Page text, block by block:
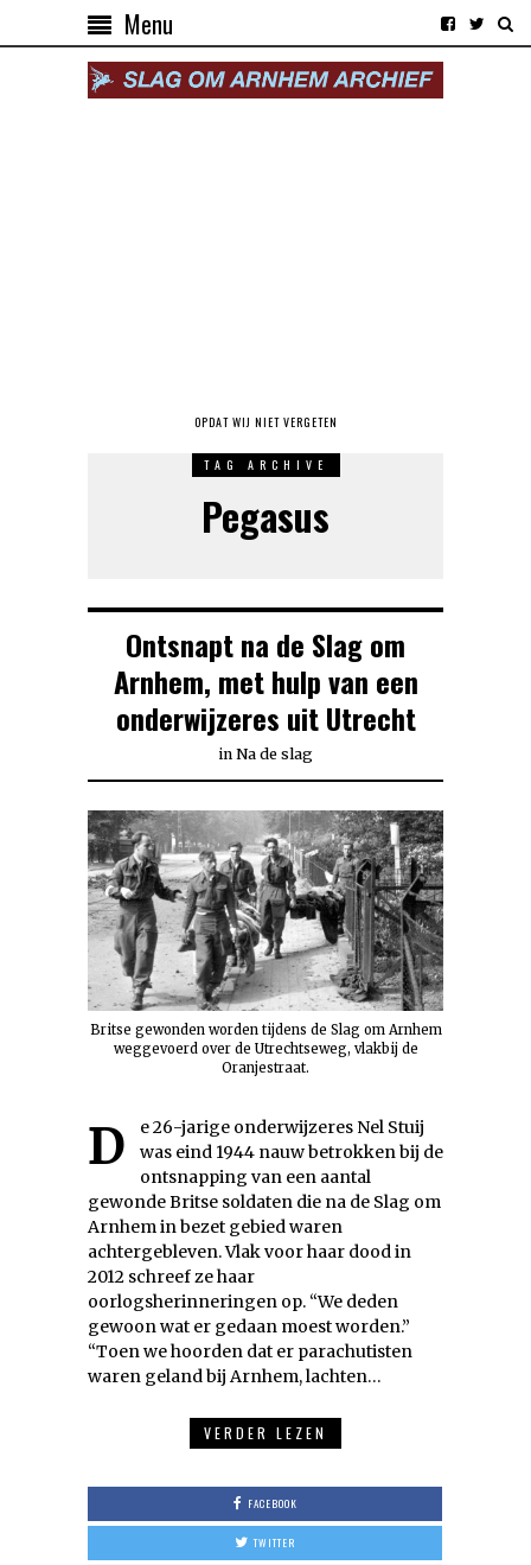
Menu
OPDAT WIJ NIET VERGETEN
TAG ARCHIVE
Pegasus
Ontsnapt na de Slag om
Arnhem, met hulp van een
onderwijzeres uit Utrecht
in Na de slag
Britse gewonden worden tijdens de Slag om Arnhem
weggevoerd over de Utrechtseweg, vlakbij de
Oranjestraat.
De 26-jarige onderwijzeres Nel Stuij
was eind 1944 nauw betrokken bij de
ontsnapping van een aantal
gewonde Britse soldaten die na de Slag om
Arnhem in bezet gebied waren
achtergebleven. Vlak voor haar dood in
2012 schreef ze haar
oorlogsherinneringen op. “We deden
gewoon wat er gedaan moest worden.”
“Toen we hoorden dat er parachutisten
waren geland bij Arnhem, lachten…
VERDER LEZEN
FACEBOOK
TWITTER